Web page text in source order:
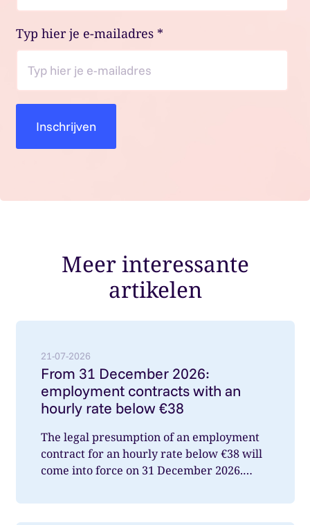
Typ hier je e-mailadres *
Meer interessante
artikelen
21-07-2026
From 31 December 2026:
employment contracts with an
hourly rate below €38
The legal presumption of an employment
contract for an hourly rate below €38 will
come into force on 31 December 2026.